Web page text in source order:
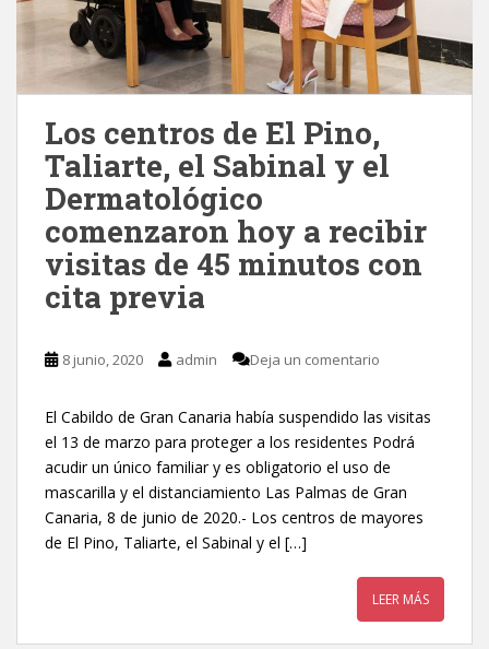
Los centros de El Pino,
Taliarte, el Sabinal y el
Dermatológico
comenzaron hoy a recibir
visitas de 45 minutos con
cita previa
8 junio, 2020 admin Deja un comentario
El Cabildo de Gran Canaria había suspendido las visitas
el 13 de marzo para proteger a los residentes Podrá
acudir un único familiar y es obligatorio el uso de
mascarilla y el distanciamiento Las Palmas de Gran
Canaria, 8 de junio de 2020.- Los centros de mayores
de El Pino, Taliarte, el Sabinal y el […]
LEER MÁS